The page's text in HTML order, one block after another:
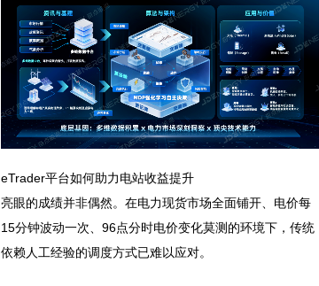
eTrader平台如何助力电站收益提升
亮眼的成绩并非偶然。在电力现货市场全面铺开、电价每
15分钟波动一次、96点分时电价变化莫测的环境下，传统
依赖人工经验的调度方式已难以应对。